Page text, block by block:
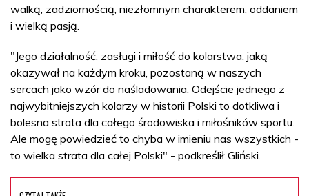
walką, zadziornością, niezłomnym charakterem, oddaniem
i wielką pasją.
"Jego działalność, zasługi i miłość do kolarstwa, jaką
okazywał na każdym kroku, pozostaną w naszych
sercach jako wzór do naśladowania. Odejście jednego z
najwybitniejszych kolarzy w historii Polski to dotkliwa i
bolesna strata dla całego środowiska i miłośników sportu.
Ale mogę powiedzieć to chyba w imieniu nas wszystkich -
to wielka strata dla całej Polski" - podkreślił Gliński.